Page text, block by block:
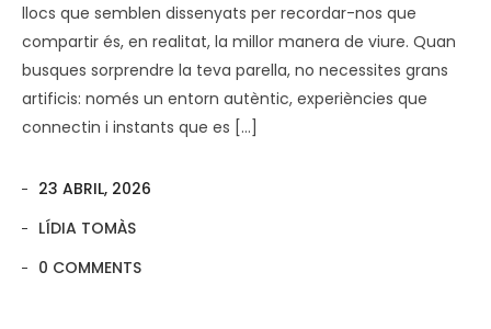
llocs que semblen dissenyats per recordar-nos que
compartir és, en realitat, la millor manera de viure. Quan
busques sorprendre la teva parella, no necessites grans
artificis: només un entorn autèntic, experiències que
connectin i instants que es […]
23 ABRIL, 2026
LÍDIA TOMÀS
0 COMMENTS